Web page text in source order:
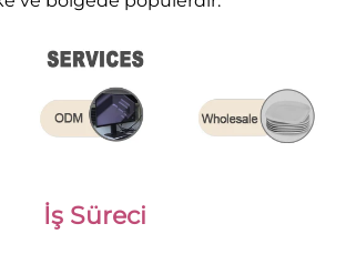
İş Süreci